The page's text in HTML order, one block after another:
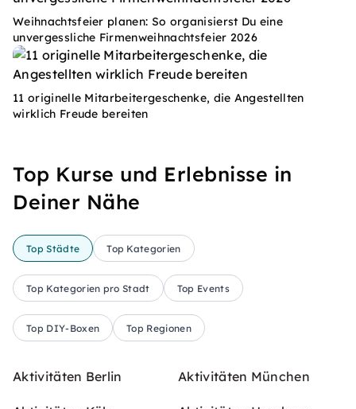
Weihnachtsfeier planen: So organisierst Du eine
unvergessliche Firmenweihnachtsfeier 2026
11 originelle Mitarbeitergeschenke, die Angestellten
wirklich Freude bereiten
Top Kurse und Erlebnisse in
Deiner Nähe
Top Städte Top Kategorien
Top Kategorien pro Stadt Top Events
Top DIY-Boxen Top Regionen
Aktivitäten Berlin Aktivitäten München